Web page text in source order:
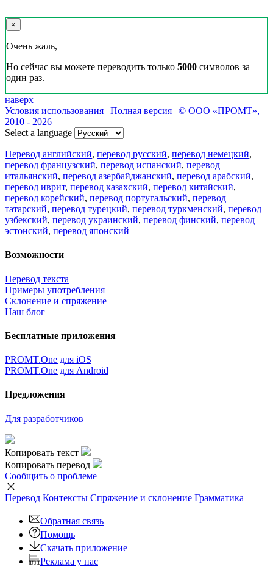
×
Очень жаль,
Но сейчас вы можете переводить только 5000 символов за
один раз.
наверх
Условия использования | Полная версия | © ООО «ПРОМТ»,
2010 - 2026
Select a language
Перевод английский, перевод русский, перевод немецкий,
перевод французский, перевод испанский, перевод
итальянский, перевод азербайджанский, перевод арабский,
перевод иврит, перевод казахский, перевод китайский,
перевод корейский, перевод португальский, перевод
татарский, перевод турецкий, перевод туркменский, перевод
узбекский, перевод украинский, перевод финский, перевод
эстонский, перевод японский
Возможности
Перевод текста
Примеры употребления
Склонение и спряжение
Наш блог
Бесплатные приложения
PROMT.One для iOS
PROMT.One для Android
Предложения
Для разработчиков
Копировать текст
Копировать перевод
Сообщить о проблеме
Перевод Контексты Спряжение и склонение Грамматика
Обратная связь
Помощь
Скачать приложение
Реклама у нас